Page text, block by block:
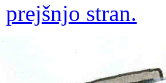
prejšnjo stran.